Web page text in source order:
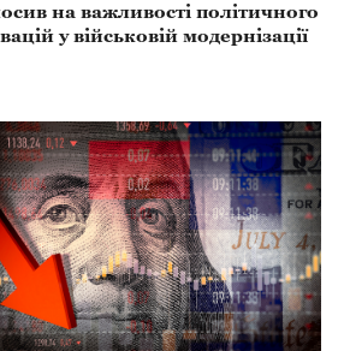
на важливості політичного
у військовій модернізації